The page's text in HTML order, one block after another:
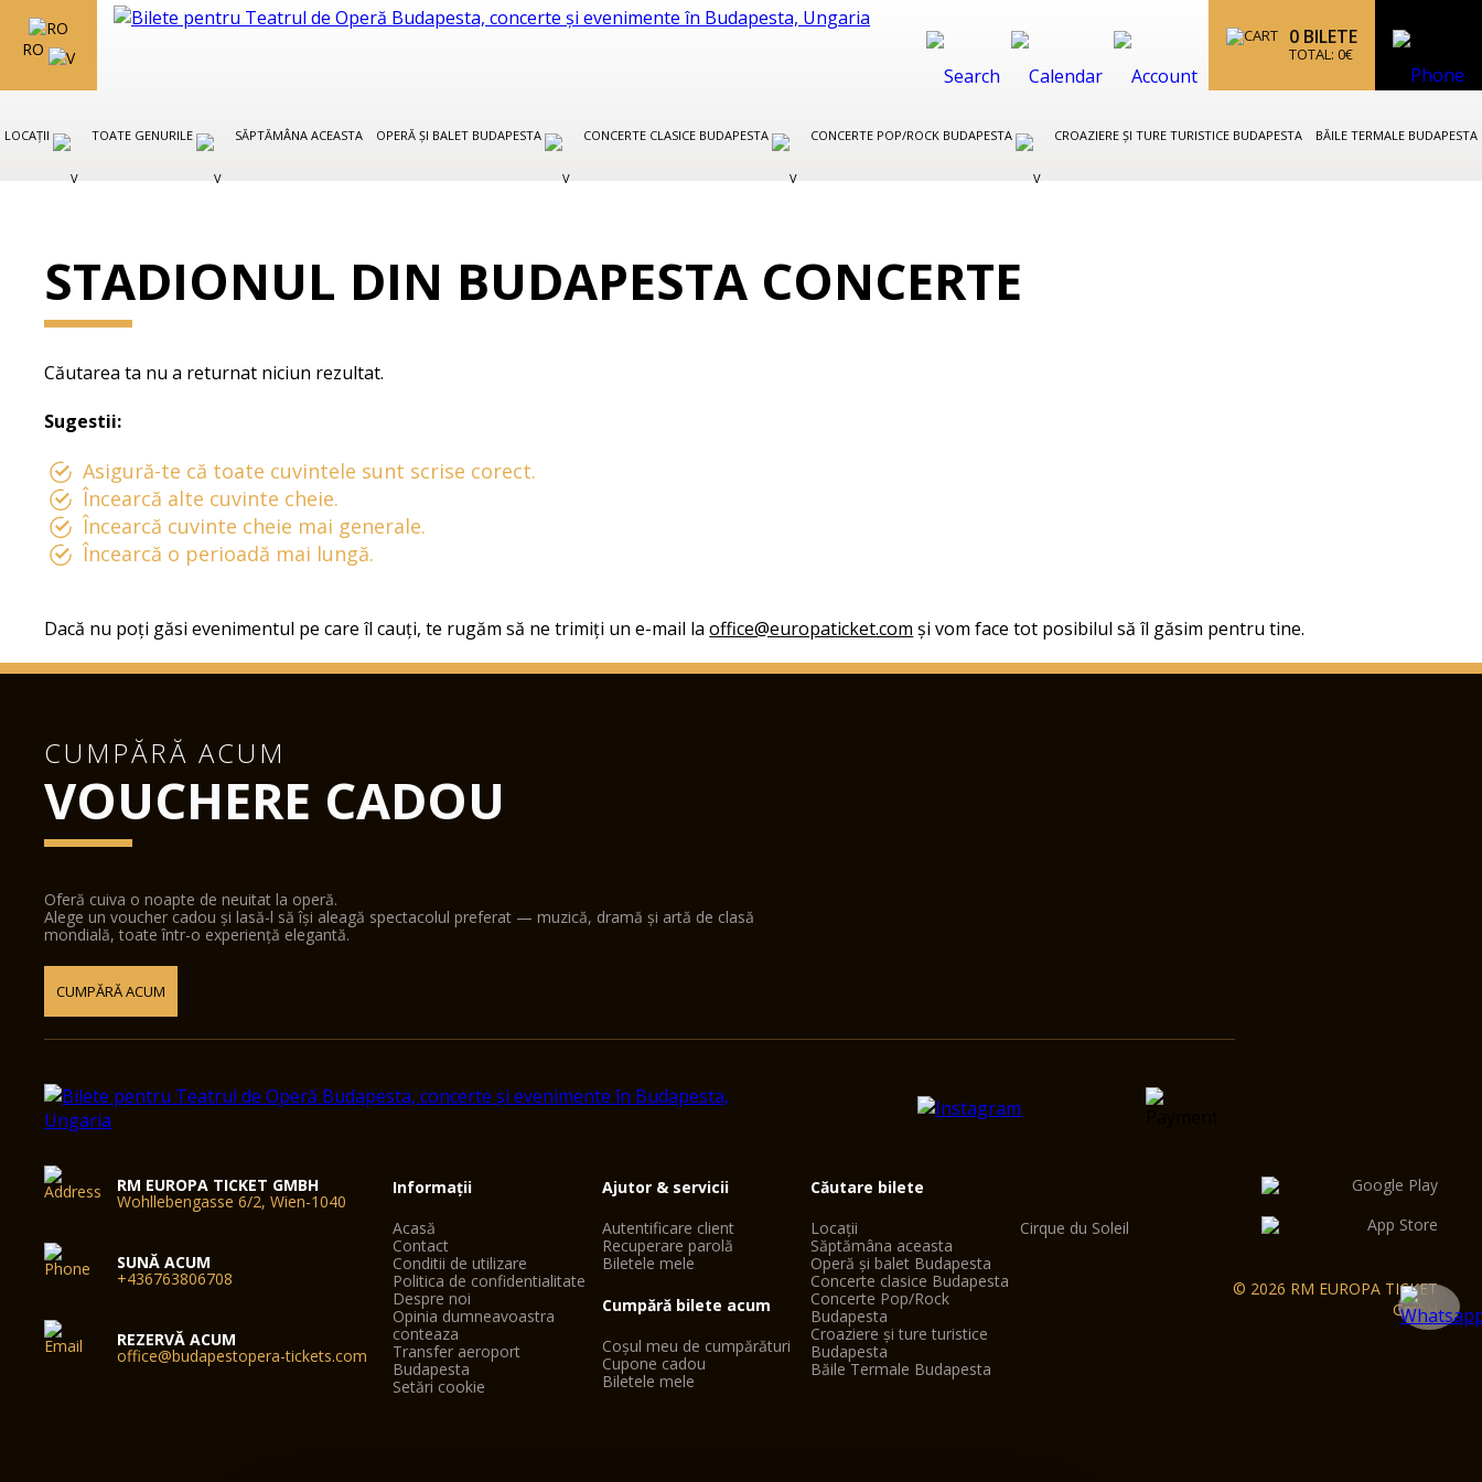
RO
0 BILETE
TOTAL: 0€
LOCAȚII TOATE GENURILE SĂPTĂMÂNA ACEASTA OPERĂ ȘI BALET BUDAPESTA CONCERTE CLASICE BUDAPESTA CONCERTE POP/ROCK BUDAPESTA CROAZIERE ȘI TURE TURISTICE BUDAPESTA BĂILE TERMALE BUDAPESTA
STADIONUL DIN BUDAPESTA CONCERTE
Căutarea ta nu a returnat niciun rezultat.
Sugestii:
Asigură-te că toate cuvintele sunt scrise corect.
Încearcă alte cuvinte cheie.
Încearcă cuvinte cheie mai generale.
Încearcă o perioadă mai lungă.
Dacă nu poți găsi evenimentul pe care îl cauți, te rugăm să ne trimiți un e-mail laoffice@europaticket.com și vom face tot posibilul să îl găsim pentru tine.
CUMPĂRĂ ACUM
VOUCHERE CADOU
Oferă cuiva o noapte de neuitat la operă.
Alege un voucher cadou și lasă-l să își aleagă spectacolul preferat — muzică, dramă și artă de clasă
mondială, toate într-o experiență elegantă.
CUMPĂRĂ ACUM
RM EUROPA TICKET GMBH
Wohllebengasse 6/2, Wien-1040
SUNĂ ACUM
+436763806708
REZERVĂ ACUM
office@budapestopera-tickets.com
Informații
Acasă
Contact
Conditii de utilizare
Politica de confidentialitate
Despre noi
Opinia dumneavoastra
conteaza
Transfer aeroport
Budapesta
Setări cookie
Ajutor & servicii
Autentificare client
Recuperare parolă
Biletele mele
Cumpără bilete acum
Coșul meu de cumpărături
Cupone cadou
Biletele mele
Căutare bilete
Locații
Săptămâna aceasta
Operă și balet Budapesta
Concerte clasice Budapesta
Concerte Pop/Rock
Budapesta
Croaziere și ture turistice
Budapesta
Băile Termale Budapesta
Cirque du Soleil
© 2026 RM EUROPA TICKET
GmbH